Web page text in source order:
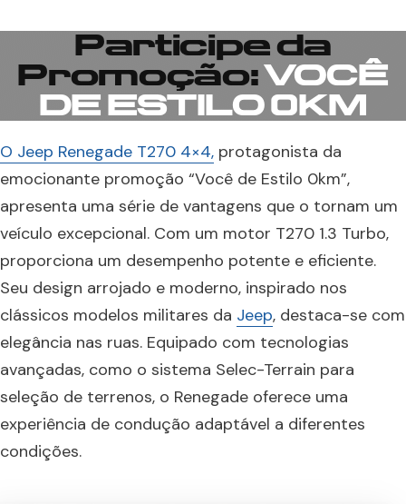
Participe da
Promoção:VOCÊ
DE ESTILO 0KM
O Jeep Renegade T270 4×4, protagonista da
emocionante promoção “Você de Estilo 0km”,
apresenta uma série de vantagens que o tornam um
veículo excepcional. Com um motor T270 1.3 Turbo,
proporciona um desempenho potente e eficiente.
Seu design arrojado e moderno, inspirado nos
clássicos modelos militares da Jeep, destaca-se com
elegância nas ruas. Equipado com tecnologias
avançadas, como o sistema Selec-Terrain para
seleção de terrenos, o Renegade oferece uma
experiência de condução adaptável a diferentes
condições.